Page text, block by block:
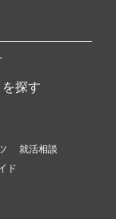
探す
就活相談
ド